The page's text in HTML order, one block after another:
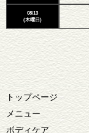
08/13
(木曜日)
トップページ
メニュー
ボディケア